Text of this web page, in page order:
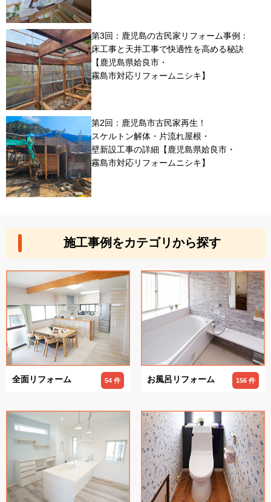
第3回：鹿児島の古民家リフォーム事例：
床工事と天井工事で快適性を高める秘訣
【鹿児島県姶良市・
霧島市対応リフォームニシキ】
第2回：鹿児島市古民家再生！
スケルトン解体・片流れ屋根・
壁新設工事の詳細【鹿児島県姶良市・
霧島市対応リフォームニシキ】
施工事例をカテゴリから探す
全面リフォーム 54 件 お風呂リフォーム 156 件